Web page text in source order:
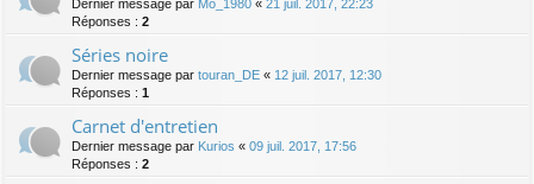
Dernier message par Mo_1980 « 21 juil. 2017, 22:23
Réponses : 2
Séries noire
Dernier message par touran_DE « 12 juil. 2017, 12:30
Réponses : 1
Carnet d'entretien
Dernier message par Kurios « 09 juil. 2017, 17:56
Réponses : 2